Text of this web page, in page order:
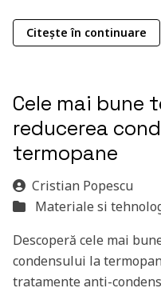
Citește în continuare
Cele mai bune
reducerea
termopane
Cristian Popescu
Materiale si
Descoperă cele mai
condensului la
tratamente anti-